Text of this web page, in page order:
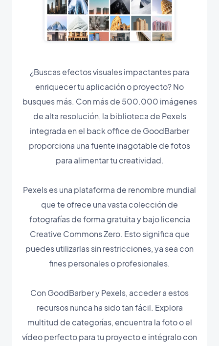
¿Buscas efectos visuales impactantes para
enriquecer tu aplicación o proyecto? No
busques más. Con más de 500.000 imágenes
de alta resolución, la biblioteca de Pexels
integrada en el back office de GoodBarber
proporciona una fuente inagotable de fotos
para alimentar tu creatividad.
Pexels es una plataforma de renombre mundial
que te ofrece una vasta colección de
fotografías de forma gratuita y bajo licencia
Creative Commons Zero. Esto significa que
puedes utilizarlas sin restricciones, ya sea con
fines personales o profesionales.
Con GoodBarber y Pexels, acceder a estos
recursos nunca ha sido tan fácil. Explora
multitud de categorías, encuentra la foto o el
vídeo perfecto para tu proyecto e intégralo con